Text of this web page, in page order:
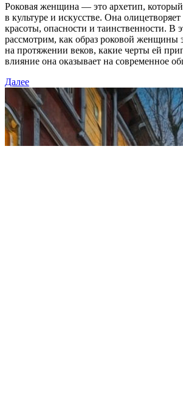
Роковая женщина — это архетип,
в культуре и искусстве. Она
красоты, опасности и таинственности. В
рассмотрим, как образ роковой женщины
на протяжении веков, какие черты ей
влияние она оказывает на современное
Далее